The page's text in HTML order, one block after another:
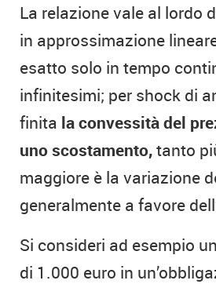
La relazione vale al lordo
in approssimazione
esatto solo in tempo
infinitesimi; per shock di
finita la convessità del
uno scostamento,tanto
maggiore è la variazione
generalmente a favore
Si consideri ad esempio
di 1.000 euro in